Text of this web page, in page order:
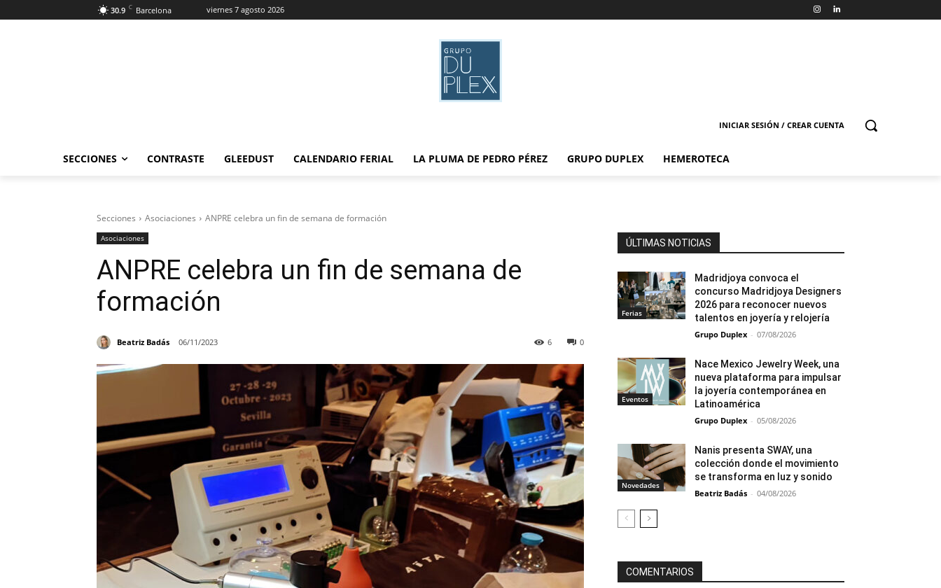
30.9 C Barcelona viernes 7 agosto 2026
INICIAR SESIÓN / CREAR CUENTA
SECCIONES CONTRASTE GLEEDUST CALENDARIO FERIAL LA PLUMA DE PEDRO PÉREZ GRUPO DUPLEX HEMEROTECA
Secciones Asociaciones ANPRE celebra un fin de semana de formación
Asociaciones
ANPRE celebra un fin de semana de
formación
Beatriz Badás 06/11/2023 0
6
ÚLTIMAS NOTICIAS
Ferias
Madridjoya convoca el
concurso Madridjoya Designers
2026 para reconocer nuevos
talentos en joyería y relojería
Grupo Duplex - 07/08/2026
Eventos
Nace Mexico Jewelry Week, una
nueva plataforma para impulsar
la joyería contemporánea en
Latinoamérica
Grupo Duplex - 05/08/2026
Novedades
Nanis presenta SWAY, una
colección donde el movimiento
se transforma en luz y sonido
Beatriz Badás - 04/08/2026
COMENTARIOS